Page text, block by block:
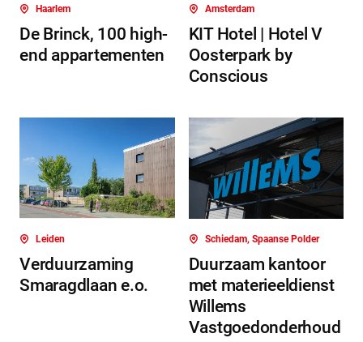
Haarlem
De Brinck, 100 high-
end appartementen
Amsterdam
KIT Hotel | Hotel V
Oosterpark by
Conscious
Leiden
Verduurzaming
Smaragdlaan e.o.
Schiedam, Spaanse Polder
Duurzaam kantoor
met materieeldienst
Willems
Vastgoedonderhoud